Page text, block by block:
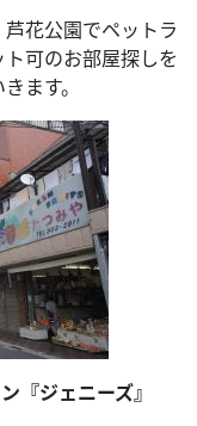
花公園でペットラ
可のお部屋探しを
ます。
『ジェニーズ』